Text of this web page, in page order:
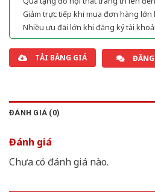
Giảm trực tiếp khi mua đơn hàng lớn
Nhiều ưu đãi lớn khi đăng ký tài
TẢI BẢNG GIÁ
ĐÁNH GIÁ (0)
Đánh giá
Chưa có đánh giá nào.